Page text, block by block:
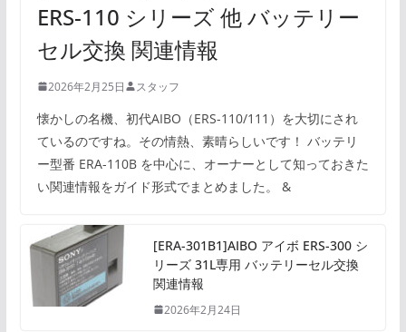
ERS-110 シリーズ 他 バッテリー
セル交換 関連情報
2026年2月25日 スタッフ
懐かしの名機、初代AIBO（ERS-110/111）を大切にされ
ているのですね。その情熱、素晴らしいです！ バッテリ
ー型番 ERA-110B を中心に、オーナーとして知っておきた
い関連情報をガイド形式でまとめました。 &
[ERA-301B1]AIBO アイボ ERS-300 シ
リーズ 31L専用 バッテリーセル交換
関連情報
2026年2月24日